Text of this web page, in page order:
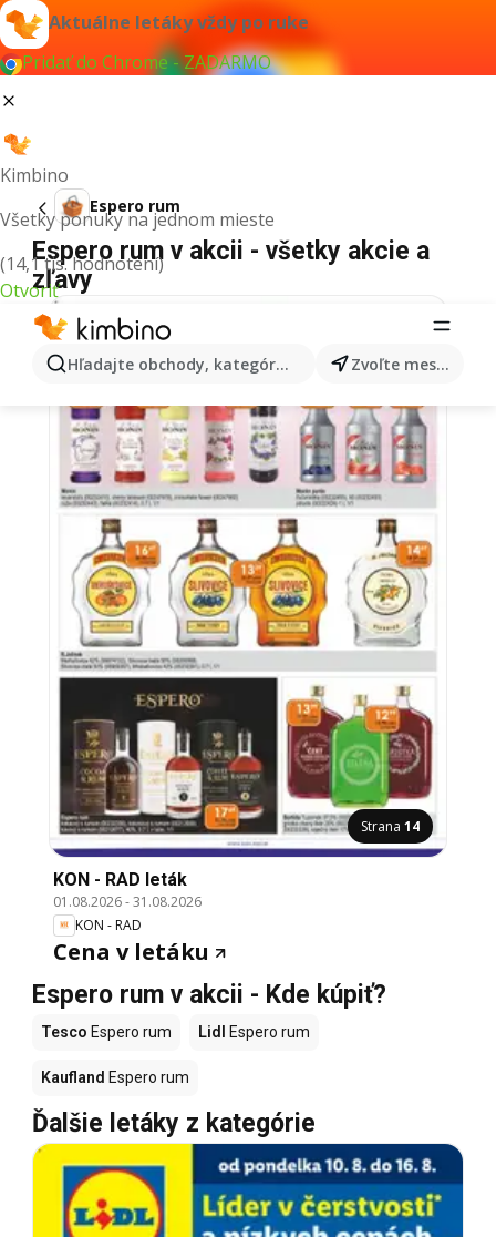
Aktuálne letáky vždy po ruke
Pridať do Chrome - ZADARMO
Kimbino
Všetky ponuky na jednom mieste
(14,1 tis. hodnotení)
Otvoriť
Hľadajte obchody, kategórie, produkty... Zvoľte mesto
Espero rum
Espero rum v akcii - všetky akcie a
zľavy
Strana 14
KON - RAD leták
01.08.2026-31.08.2026
KON - RAD
Cena v letáku
Espero rum v akcii - Kde kúpiť?
Tesco Espero rum Lidl Espero rum
Kaufland Espero rum
Ďalšie letáky z kategórie